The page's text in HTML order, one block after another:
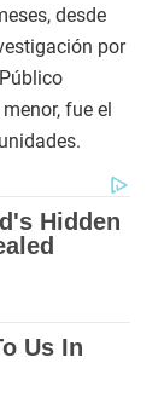
desde
por
fue el